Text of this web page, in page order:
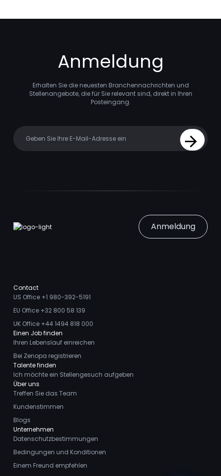
Anmeldung
Erhalten Sie die neuesten Branchennachrichten und
Stellenangebote, die für Sie relevant sind, direkt in Ihren
Posteingang.
Sign Up
Anmeldung
Contact
US Office +1 980-392-5191
EU Office +32 800 58 139
UK Office +44 1494 818 000
Einen Job finden
Ihren Lebenslauf einreichen
Bei Zenopa registrieren
Talente finden
Ich möchte ein Stellengesuch aufgeben
Über uns
Treffen Sie das Team
Kundenstimmen
Blogs
Unternehmen
Datenschutzbestimmungen
Bedingungen und Konditionen
Einem Freund empfehlen